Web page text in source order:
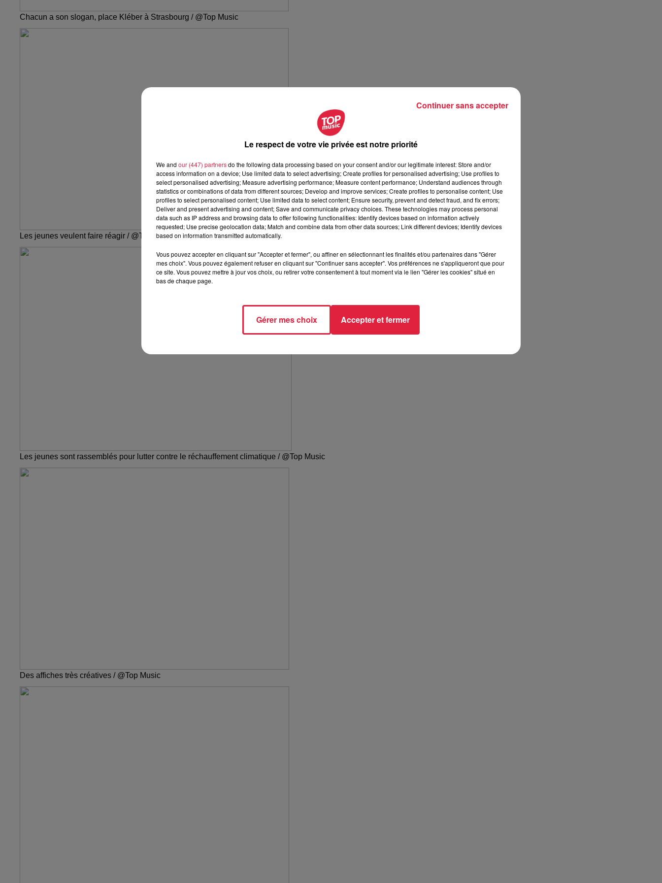
Chacun a son slogan, place Kléber à Strasbourg / @Top Music
Les jeunes veulent faire réagir / @Top Music
Les jeunes sont rassemblés pour lutter contre le réchauffement climatique / @Top Music
Des affiches très créatives / @Top Music
Le respect de votre vie privée est notre priorité
We and our (447) partnersdo the following data processing based on your consent and/or our legitimate interest: Store and/or
access information on a device; Use limited data to select advertising; Create profiles for personalised advertising; Use profiles to
select personalised advertising; Measure advertising performance; Measure content performance; Understand audiences through
statistics or combinations of data from different sources; Develop and improve services; Create profiles to personalise content; Use
profiles to select personalised content; Use limited data to select content; Ensure security, prevent and detect fraud, and fix errors;
Deliver and present advertising and content; Save and communicate privacy choices. These technologies may process personal
data such as IP address and browsing data to offer following functionalities: Identify devices based on information actively
requested; Use precise geolocation data; Match and combine data from other data sources; Link different devices; Identify devices
based on information transmitted automatically.
Vous pouvez accepter en cliquant sur "Accepter et fermer", ou affiner en sélectionnant les finalités et/ou partenaires dans "Gérer
mes choix". Vous pouvez également refuser en cliquant sur "Continuer sans accepter". Vos préférences ne s'appliqueront que pour
ce site. Vous pouvez mettre à jour vos choix, ou retirer votre consentement à tout moment via le lien "Gérer les cookies" situé en
bas de chaque page.
Gérer mes choix Accepter et fermer
Continuer sans accepter